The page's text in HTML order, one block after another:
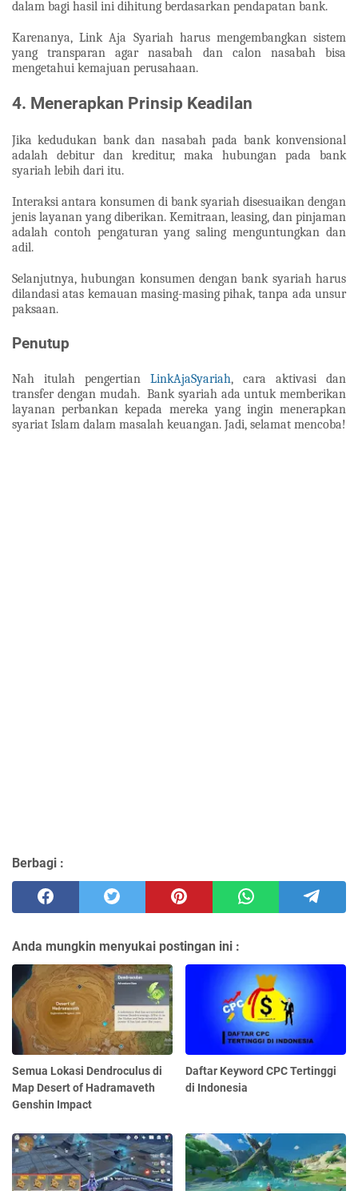
dalam bagi hasil ini dihitung berdasarkan pendapatan bank.
Karenanya, Link Aja Syariah harus mengembangkan sistem
yang transparan agar nasabah dan calon nasabah bisa
mengetahui kemajuan perusahaan.
4. Menerapkan Prinsip Keadilan
Jika kedudukan bank dan nasabah pada bank konvensional
adalah debitur dan kreditur, maka hubungan pada bank
syariah lebih dari itu.
Interaksi antara konsumen di bank syariah disesuaikan dengan
jenis layanan yang diberikan. Kemitraan, leasing, dan pinjaman
adalah contoh pengaturan yang saling menguntungkan dan
adil.
Selanjutnya, hubungan konsumen dengan bank syariah harus
dilandasi atas kemauan masing-masing pihak, tanpa ada unsur
paksaan.
Penutup
Nah itulah pengertian LinkAjaSyariah, cara aktivasi dan
transfer dengan mudah. Bank syariah ada untuk memberikan
layanan perbankan kepada mereka yang ingin menerapkan
syariat Islam dalam masalah keuangan. Jadi, selamat mencoba!
Berbagi :
Anda mungkin menyukai postingan ini :
Semua Lokasi Dendroculus di
Map Desert of Hadramaveth
Genshin Impact
Daftar Keyword CPC Tertinggi
di Indonesia